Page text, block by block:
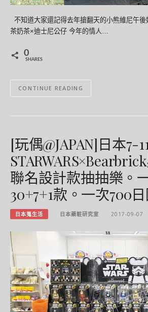
不知道大家還記得去年搶翻天的小熊維尼午後
茶奶茶×迪士尼公仔 今年的情人…
0
SHARES
CONTINUE READING
[玩偶@JAPAN]日本7-
聯名設計款抽抽樂。
30+7+1款。一次700
日本蒐生活 日本藥粧研究室 2017-09-07